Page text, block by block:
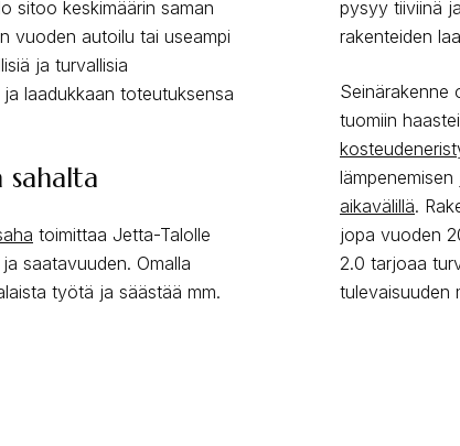
sitoo keskimäärin saman
vuoden autoilu tai useampi
ja turvallisia
laadukkaan toteutuksensa
sahalta
toimittaa Jetta-Talolle
saatavuuden. Omalla
työtä ja säästää mm.
pysyy tiiviinä
rakenteiden
Seinärakenne
tuomiin
lämpenemisen
aikavälillä.
jopa vuoden
2.0 tarjoaa
tulevaisuuden